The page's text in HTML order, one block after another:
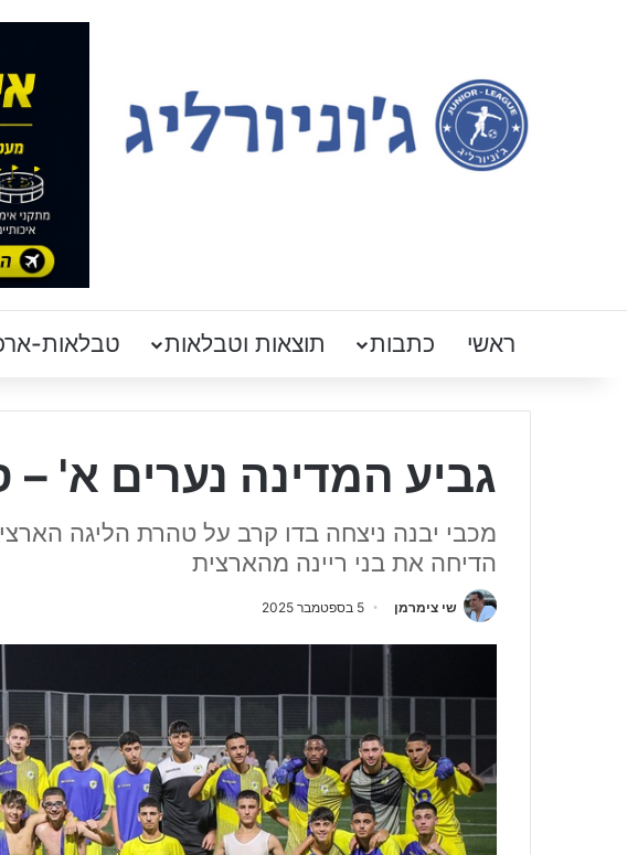
ראשי כתבות תוצאות וטבלאות טבלאות-
גביע המדינה נערים א' –
מכבי יבנה ניצחה בדו קרב על טהרת הליגה
הדיחה את בני ריינה מהארצית
שי צימרמן 5 בספטמבר 2025